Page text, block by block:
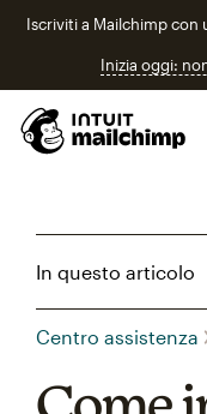
Iscriviti a Mailchimp con
Inizia oggi:
In questo articolo
Centro assistenza